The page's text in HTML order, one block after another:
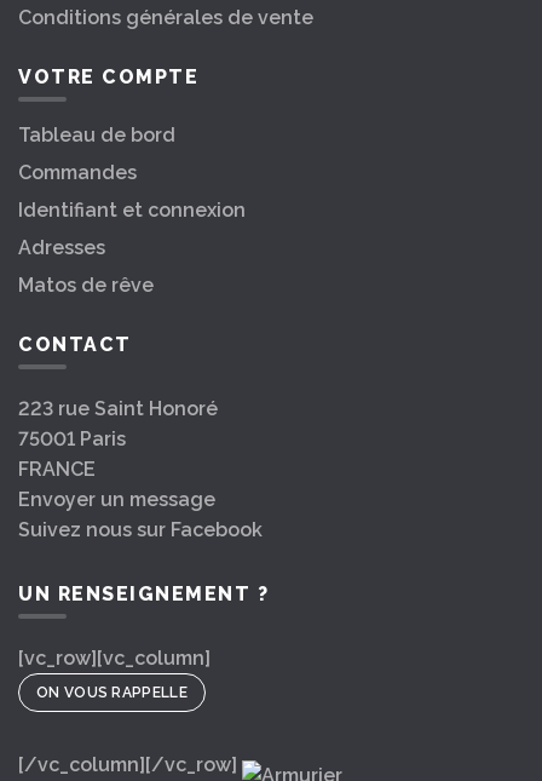
Conditions générales de vente
VOTRE COMPTE
Tableau de bord
Commandes
Identifiant et connexion
Adresses
Matos de rêve
CONTACT
223 rue Saint Honoré
75001 Paris
FRANCE
Envoyer un message
Suivez nous sur Facebook
UN RENSEIGNEMENT ?
[vc_row][vc_column]
ON VOUS RAPPELLE
[/vc_column][/vc_row]